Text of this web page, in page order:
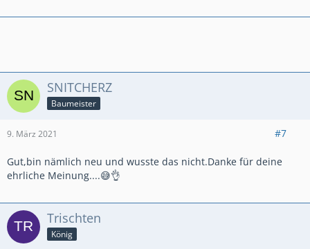
SNITCHERZ
Baumeister
9. März 2021 #7
Gut,bin nämlich neu und wusste das nicht.Danke für deine
ehrliche Meinung....😅👌
Trischten
König